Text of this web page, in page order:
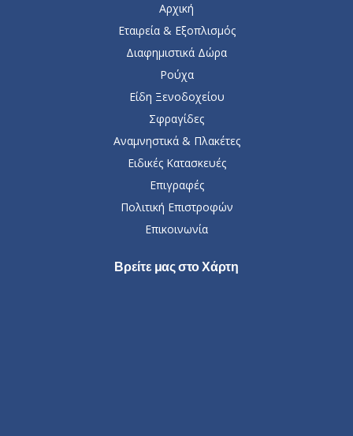
Αρχική
Εταιρεία & Εξοπλισμός
Διαφημιστικά Δώρα
Ρούχα
Είδη Ξενοδοχείου
Σφραγίδες
Αναμνηστικά & Πλακέτες
Ειδικές Κατασκευές
Επιγραφές
Πολιτική Επιστροφών
Επικοινωνία
Βρείτε μας στο Χάρτη